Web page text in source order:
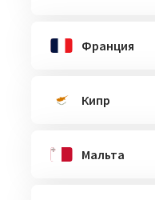
Франция
Кипр
Мальта